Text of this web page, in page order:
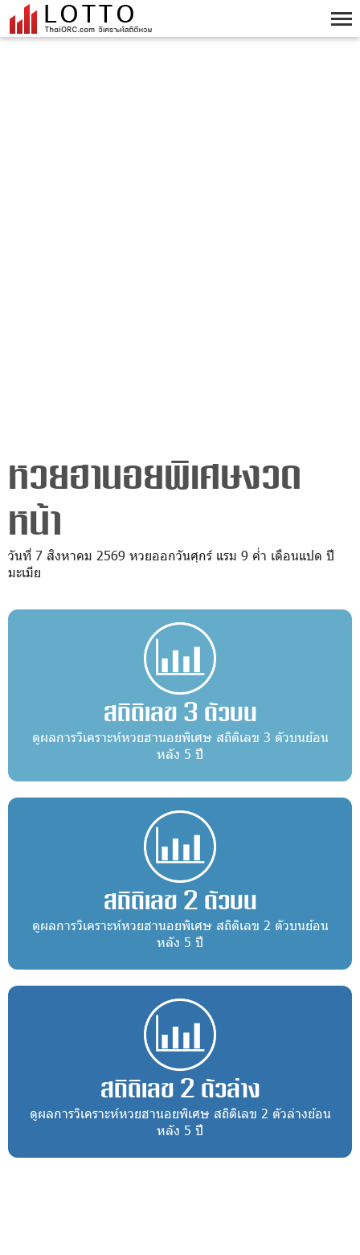
หวยฮานอยพิเศษงวด
หน้า
วันที่ 7 สิงหาคม 2569 หวยออกวันศุกร์ แรม 9 ค่ำ เดือนแปด ปี
มะเมีย
สถิติเลข 3 ตัวบน
ดูผลการวิเคราะห์หวยฮานอยพิเศษ สถิติเลข 3 ตัวบนย้อน
หลัง 5 ปี
สถิติเลข 2 ตัวบน
ดูผลการวิเคราะห์หวยฮานอยพิเศษ สถิติเลข 2 ตัวบนย้อน
หลัง 5 ปี
สถิติเลข 2 ตัวล่าง
ดูผลการวิเคราะห์หวยฮานอยพิเศษ สถิติเลข 2 ตัวล่างย้อน
หลัง 5 ปี